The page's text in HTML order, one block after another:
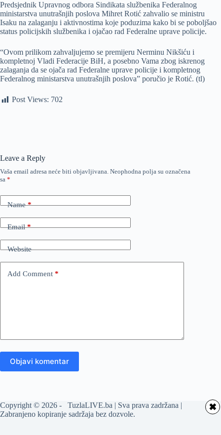
Predsjednik Upravnog odbora Sindikata službenika Federalnog
ministarstva unutrašnjih poslova Mihret Rotić zahvalio se ministru
Isaku na zalaganju i aktivnostima koje poduzima kako bi se poboljšao
status policijskih službenika i ojačao rad Federalne uprave policije.
“Ovom prilikom zahvaljujemo se premijeru Nerminu Nikšiću i
kompletnoj Vladi Federacije BiH, a posebno Vama zbog iskrenog
zalaganja da se ojača rad Federalne uprave policije i kompletnog
Federalnog ministarstva unutrašnjih poslova” poručio je Rotić. (tl)
Post Views: 702
Leave a Reply
Vaša email adresa neće biti objavljivana. Neophodna polja su označena
sa *
Name*
Email*
Website
Add Comment *
Objavi komentar
Copyright © 2026 - TuzlaLIVE.ba | Sva prava zadržana |
Zabranjeno kopiranje sadržaja bez dozvole.
✖